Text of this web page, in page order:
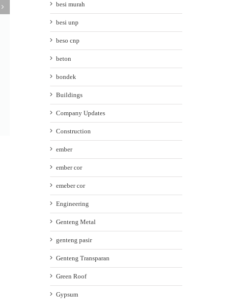
ATAP UPVC SINGLE LAYER: PILIHAN ATAP
KOKOH DAN AWET UNTUK KANOPI ANDA
March 28th, 2026
besi murah
besi unp
beso cnp
beton
bondek
Buildings
Company Updates
Construction
ember
ember cor
emeber cor
Engineering
Genteng Metal
genteng pasir
Genteng Transparan
Green Roof
Gypsum